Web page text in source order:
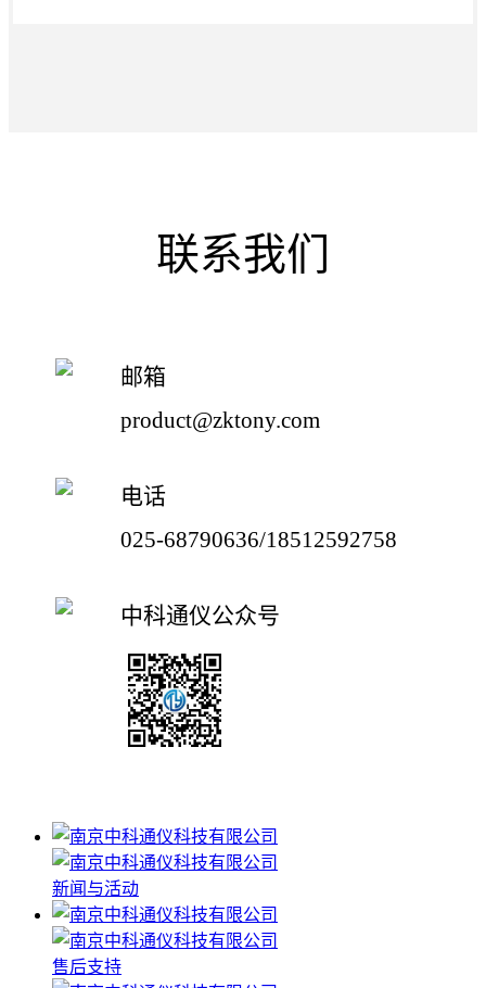
联系我们
邮箱
product@zktony.com
电话
025-68790636/18512592758
中科通仪公众号
新闻与活动
售后支持